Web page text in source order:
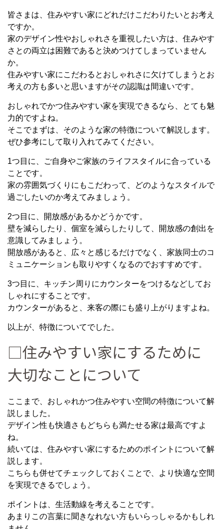
皆さまは、住みやすい家にどれだけこだわりたいとお考え
ですか。
家のデザイン性やおしゃれさを重視したい方は、住みやす
さとの両立は困難であると決めつけてしまっていません
か。
住みやすい家にこだわるとおしゃれさに欠けてしまうとお
考えの方も多いと思いますがその認識は間違いです。
おしゃれでかつ住みやすい家を実現できるなら、とても魅
力的ですよね。
そこでまずは、そのような家の特徴について解説します。
ぜひ参考にして取り入れてみてください。
1つ目に、ご自身やご家族のライフスタイルに合っている
ことです。
家の雰囲気づくりにもこだわって、どのようなスタイルで
過ごしたいのか考えてみましょう。
2つ目に、開放感があるかどうかです。
壁を減らしたり、個室を減らしたりして、開放感の創出を
意識してみましょう。
開放感があると、広々と感じるだけでなく、家族同士のコ
ミュニケーションも取りやすくなるのでおすすめです。
3つ目に、キッチン周りにカウンターをつけるなどしてお
しゃれにすることです。
カウンターがあると、来客の際にも盛り上がりますよね。
以上が、特徴についてでした。
□住みやすい家にするために
大切なことについて
ここまで、おしゃれかつ住みやすい空間の特徴について解
説しました。
デザイン性も快適さもどちらも満たせる家は最高ですよ
ね。
続いては、住みやすい家にするためのポイントについて解
説します。
こちらも併せてチェックしておくことで、より快適な空間
を実現できるでしょう。
ポイントは、生活動線を考えることです。
あまりこの言葉に聞きなれない方もいらっしゃるかもしれ